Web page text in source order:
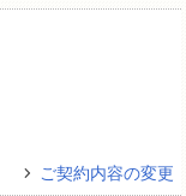
ご契約内容の変更